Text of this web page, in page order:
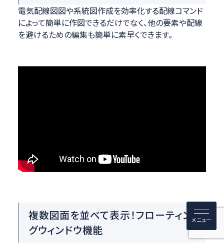
電気配線図図や系統図作成を効率化する配線コマンド
によって簡単に作図できるだけでなく、他の要素や配線
を避けるための編集も簡単に素早くできます。
複数図面を並べて表示！フローティン
グウィンドウ機能